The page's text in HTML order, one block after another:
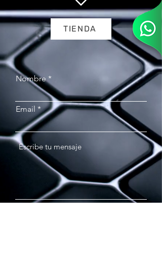
TIENDA
Nombre
Email